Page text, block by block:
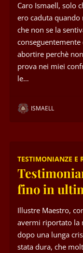
Caro Ismaell, solo
ero caduta
che non se la
abortire perchè
prova nei miei
le…
ISMAELL
TESTIMONIANZE E
fino in
Illustre Maestro,
avermi riportato la
dopo una lunga
stata dura, che